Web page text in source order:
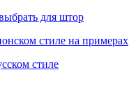
для штор
стиле на примерах
стиле